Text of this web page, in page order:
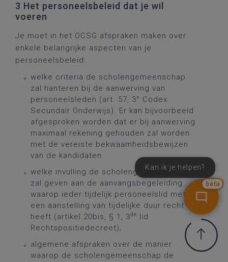
3 Het personeelsbeleid dat je wil
voeren
Je moet in het OCSG afspraken maken over
enkele belangrijke aspecten van je
personeelsbeleid:
welke criteria de scholengemeenschap
zal hanteren bij de aanwerving van
personeelsleden (art. 57, 3° Codex
Secundair Onderwijs). Er kan bijvoorbeeld
afgesproken worden dat er bij aanwerving
maximaal rekening gehouden zal worden
met de vereiste bekwaamheidsbewijzen
van de kandidaten.
welke invulling de scholengemeenschap
zal geven aan de aanvangsbegeleiding
waarop ieder tijdelijk personeelslid met
een aanstelling van tijdelijke duur recht
heeft (artikel 20bis, § 1, 3de lid
Rechtspositiedecreet);
algemene afspraken over de manier
waarop de scholengemeenschap de
bèta
Kan ik je helpen?